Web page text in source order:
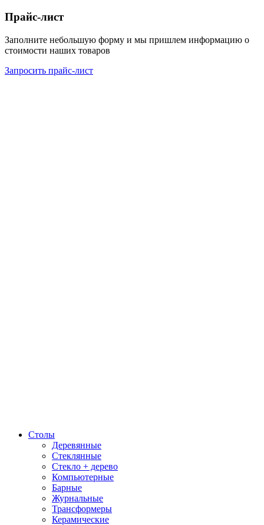
Прайс-лист
Заполните небольшую форму и мы пришлем информацию о
стоимости наших товаров
Запросить прайс-лист
Столы
Деревянные
Стеклянные
Стекло + дерево
Компьютерные
Барные
Журнальные
Трансформеры
Керамические